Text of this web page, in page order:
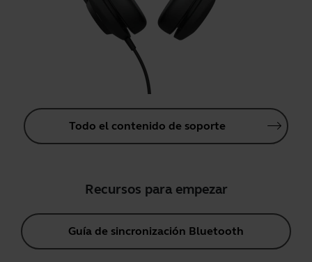
Todo el contenido de soporte
Recursos para empezar
Guía de sincronización Bluetooth